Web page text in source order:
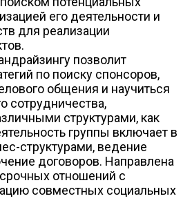
его деятельности и
для реализации
позволит
по поиску спонсоров,
общения и научиться
сотрудничества,
структурами, как
группы включает в
структурами, ведение
договоров. Направлена
отношений с
совместных социальных